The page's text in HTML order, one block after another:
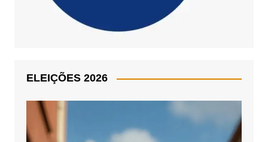
ELEIÇÕES 2026